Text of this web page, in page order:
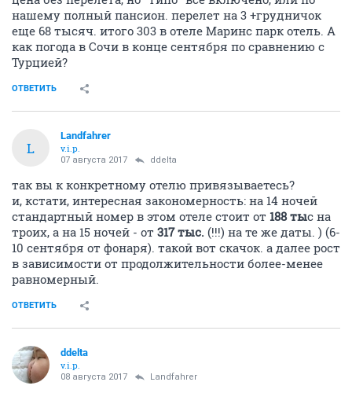
нашему полный пансион. перелет на 3 +грудничок
еще 68 тысяч. итого 303 в отеле Маринс парк отель. А
как погода в Сочи в конце сентября по сравнению с
Турцией?
ОТВЕТИТЬ
L
Landfahrer
v.i.p.
07 августа 2017 ddelta
так вы к конкретному отелю привязываетесь?
и, кстати, интересная закономерность: на 14 ночей
стандартный номер в этом отеле стоит от 188 тыс на
троих, а на 15 ночей - от 317 тыс. (!!!) на те же даты. ) (6-
10 сентября от фонаря). такой вот скачок. а далее рост
в зависимости от продолжительности более-менее
равномерный.
ОТВЕТИТЬ
ddelta
v.i.p.
08 августа 2017 Landfahrer